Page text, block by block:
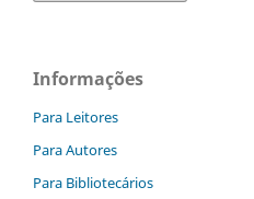
Informações
Para Leitores
Para Autores
Para Bibliotecários